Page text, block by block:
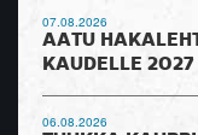
07.08.2026
AATU
KAUDELLE 2027
06.08.2026